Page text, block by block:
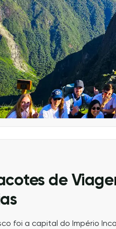
de
foi a capital do Império